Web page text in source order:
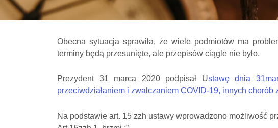
Obecna sytuacja sprawiła, że wiele podmiotów ma
terminy będą przesunięte, ale przepisów ciągle nie było.
Prezydent 31 marca 2020 podpisał Ustawę dnia
przeciwdziałaniem i zwalczaniem COVID-19, innych
Na podstawie art. 15 zzh ustawy wprowadzono możliwość